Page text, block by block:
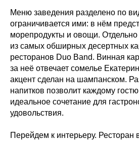
Меню заведения разделено по
ограничивается ими: в нём
морепродукты и овощи. Отдельно
из самых обширных десертных
ресторанов Duo Band. Винная
за неё отвечает сомелье
акцент сделан на шампанском.
напитков позволит каждому
идеальное сочетание для
удовольствия.
Перейдем к интерьеру. Ресторан